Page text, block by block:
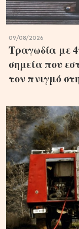
09/08/2026
Τραγωδία με
σημεία που
τον πνιγμό